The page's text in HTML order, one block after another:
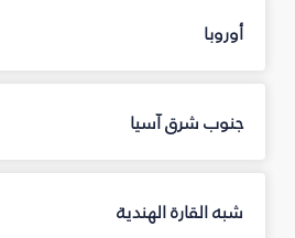
أوروبا
جنوب شرق آسيا
شبه القارة الهندية